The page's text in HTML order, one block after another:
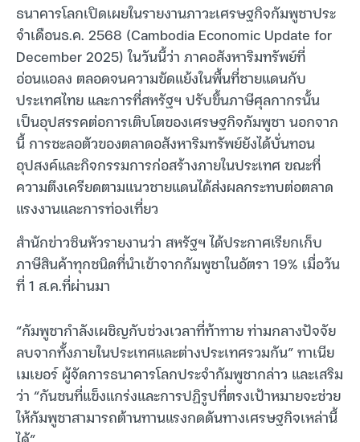
ธนาคารโลกเปิดเผยในรายงานภาวะเศรษฐกิจกัมพูชาประ
จำเดือนธ.ค. 2568 (Cambodia Economic Update for
December 2025) ในวันนี้ว่า ภาคอสังหาริมทรัพย์ที่
อ่อนแอลง ตลอดจนความขัดแย้งในพื้นที่ชายแดนกับ
ประเทศไทย และการที่สหรัฐฯ ปรับขึ้นภาษีศุลกากรนั้น
เป็นอุปสรรคต่อการเติบโตของเศรษฐกิจกัมพูชา นอกจาก
นี้ การชะลอตัวของตลาดอสังหาริมทรัพย์ยังได้บั่นทอน
อุปสงค์และกิจกรรมการก่อสร้างภายในประเทศ ขณะที่
ความตึงเครียดตามแนวชายแดนได้ส่งผลกระทบต่อตลาด
แรงงานและการท่องเที่ยว
สำนักข่าวซินหัวรายงานว่า สหรัฐฯ ได้ประกาศเรียกเก็บ
ภาษีสินค้าทุกชนิดที่นำเข้าจากกัมพูชาในอัตรา 19% เมื่อวัน
ที่ 1 ส.ค.ที่ผ่านมา
“กัมพูชากำลังเผชิญกับช่วงเวลาที่ท้าทาย ท่ามกลางปัจจัย
ลบจากทั้งภายในประเทศและต่างประเทศรวมกัน” ทาเนีย
เมเยอร์ ผู้จัดการธนาคารโลกประจำกัมพูชากล่าว และเสริม
ว่า “กันชนที่แข็งแกร่งและการปฏิรูปที่ตรงเป้าหมายจะช่วย
ให้กัมพูชาสามารถต้านทานแรงกดดันทางเศรษฐกิจเหล่านี้